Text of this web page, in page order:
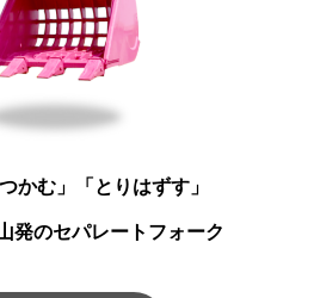
かむ」「とりはずす」
発のセパレートフォーク